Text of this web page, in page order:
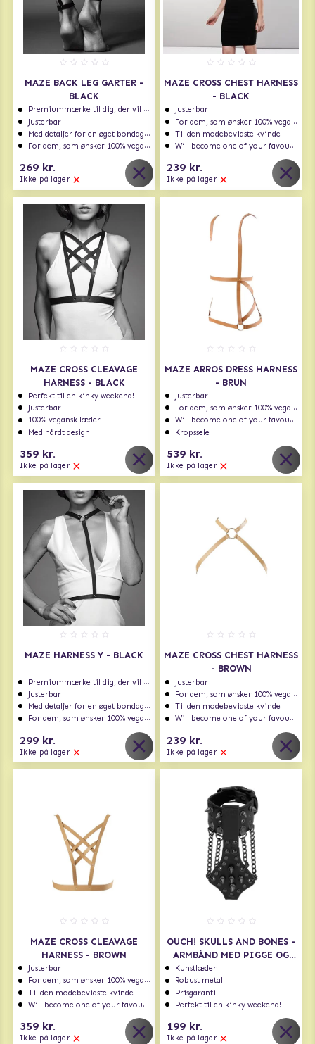
MAZE BACK LEG GARTER -
BLACK
Premiummærke til dig, der vil have det bedste
Justerbar
Med detaljer for en øget bondage følelse
For dem, som ønsker 100% vegansk
269 kr.
Ikke på lager
MAZE CROSS CHEST HARNESS
- BLACK
Justerbar
For dem, som ønsker 100% vegansk
Til den modebevidste kvinde
Will become one of your favourites!
239 kr.
Ikke på lager
MAZE CROSS CLEAVAGE
HARNESS - BLACK
Perfekt til en kinky weekend!
Justerbar
100% vegansk læder
Med hårdt design
359 kr.
Ikke på lager
MAZE ARROS DRESS HARNESS
- BRUN
Justerbar
For dem, som ønsker 100% vegansk
Will become one of your favourites!
Kropssele
539 kr.
Ikke på lager
MAZE HARNESS Y - BLACK
Premiummærke til dig, der vil have det bedste
Justerbar
Med detaljer for en øget bondage følelse
For dem, som ønsker 100% vegansk
299 kr.
Ikke på lager
MAZE CROSS CHEST HARNESS
- BROWN
Justerbar
For dem, som ønsker 100% vegansk
Til den modebevidste kvinde
Will become one of your favourites!
239 kr.
Ikke på lager
MAZE CROSS CLEAVAGE
HARNESS - BROWN
Justerbar
For dem, som ønsker 100% vegansk
Til den modebevidste kvinde
Will become one of your favourites!
359 kr.
Ikke på lager
OUCH! SKULLS AND BONES -
ARMBÅND MED PIGGE OG
KÆDER
Kunstlæder
Robust metal
Prisgaranti
Perfekt til en kinky weekend!
199 kr.
Ikke på lager